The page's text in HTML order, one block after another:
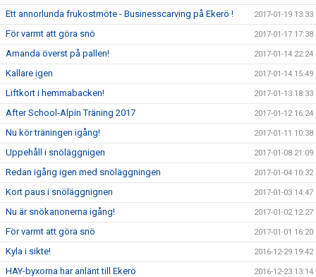
Ett annorlunda frukostmöte - Businesscarving på Ekerö ! 2017-01-19 13:33
För varmt att göra snö 2017-01-17 17:38
Amanda överst på pallen! 2017-01-14 22:24
Kallare igen 2017-01-14 15:49
Liftkort i hemmabacken! 2017-01-13 18:33
After School-Alpin Träning 2017 2017-01-12 16:24
Nu kör träningen igång! 2017-01-11 10:38
Uppehåll i snöläggnigen 2017-01-08 21:09
Redan igång igen med snöläggningen 2017-01-04 10:32
Kort paus i snöläggnignen 2017-01-03 14:47
Nu är snökanonerna igång! 2017-01-02 12:27
För varmt att göra snö 2017-01-01 16:20
Kyla i sikte! 2016-12-29 19:42
HAY-byxorna har anlänt till Ekerö 2016-12-23 13:14